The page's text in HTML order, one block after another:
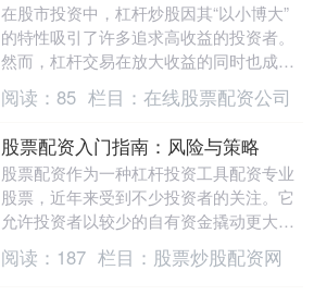
在股市投资中，杠杆炒股因其“以小博大”
的特性吸引了许多追求高收益的投资者。
然而，杠杆交易在放大收益的同时也成倍
放大了风险。本文将为您详细梳理杠杆炒
股的申请条件、....
阅读： 85 栏目： 在线股票配资公司
股票配资入门指南：风险与策略
股票配资作为一种杠杆投资工具配资专业
股票，近年来受到不少投资者的关注。它
允许投资者以较少的自有资金撬动更大的
交易规模，从而放大收益。然而，杠杆是
一把双刃剑，既可....
阅读： 187 栏目： 股票炒股配资网